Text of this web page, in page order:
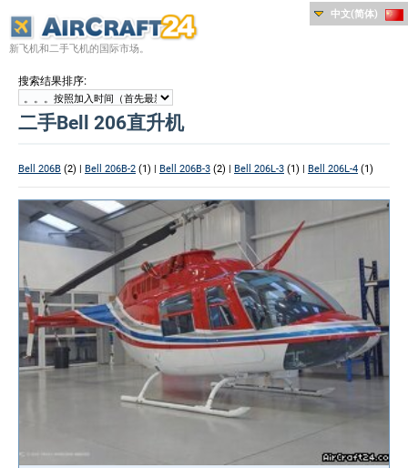
新飞机和二手飞机的国际市场。
中文(简体)
搜索结果排序:
二手Bell 206直升机
Bell 206B (2) | Bell 206B-2 (1) | Bell 206B-3 (2) | Bell 206L-3 (1) | Bell 206L-4 (1)